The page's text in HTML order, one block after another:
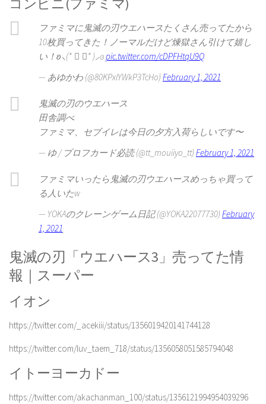
ファミマに鬼滅の刃ウエハースたくさん売ってたから
10枚買ってきた！ノーマルだけど煉獄さん引けて嬉し
い！ʚ⸜(* ॑ ॑* )⸝ɞ pic.twitter.com/cDPFHtqU9Q
— あゆかわ (@80KPxlYWkP3TcHo) February 1, 2021
鬼滅の刃のウエハース
田舎調べ
ファミマ、セブイレは今日の夕方入荷らしいです〜
— ゆ / プロフカード必読 (@tt_mouiiyo_tt) February 1, 2021
ファミマいったら鬼滅の刃ウエハースめっちゃ買って
る人いたw
— YOKAのクレーンゲーム日記 (@YOKA22077730) February
1, 2021
鬼滅の刃「ウエハース3」売ってた情
報｜スーパー
イオン
https://twitter.com/_acekiii/status/1356019420141744128
https://twitter.com/luv_taem_718/status/1356058051585794048
イトーヨーカドー
https://twitter.com/akachanman_100/status/1356121994954039296